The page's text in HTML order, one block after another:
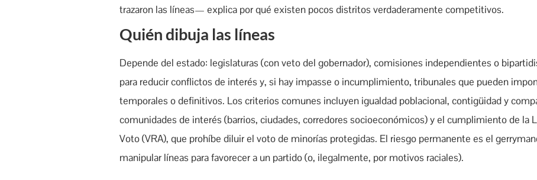
trazaron las líneas— explica por qué existen pocos distritos verdaderamente competitivos.
Quién dibuja las líneas
Depende del estado: legislaturas (con veto del gobernador), comisiones independientes o
para reducir conflictos de interés y, si hay impasse o incumplimiento, tribunales que pueden
temporales o definitivos. Los criterios comunes incluyen igualdad poblacional, contigüidad y
comunidades de interés (barrios, ciudades, corredores socioeconómicos) y el cumplimiento de la
Voto (VRA), que prohíbe diluir el voto de minorías protegidas. El riesgo permanente es el
manipular líneas para favorecer a un partido (o, ilegalmente, por motivos raciales).